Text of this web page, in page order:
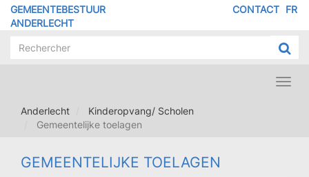
Overslaan
GEMEENTEBESTUUR
ANDERLECHT
FR
CONTACT
Anderlecht
Kinderopvang/ Scholen
Gemeentelijke toelagen
GEMEENTELIJKE TOELAGEN